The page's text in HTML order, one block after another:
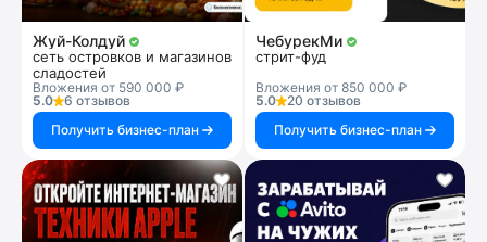
Жуй-Колдуй
сеть островков и магазинов
сладостей
Вложения от 590 000 ₽
5.0
6 отзывов
Получить бизнес-план
ЧебурекМи
стрит-фуд
Вложения от 850 000 ₽
5.0
20 отзывов
Получить бизнес-план